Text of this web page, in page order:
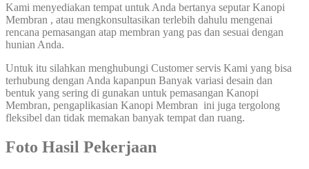
Kami menyediakan tempat untuk Anda bertanya seputar Kanopi
Membran , atau mengkonsultasikan terlebih dahulu mengenai
rencana pemasangan atap membran yang pas dan sesuai dengan
hunian Anda.
Untuk itu silahkan menghubungi Customer servis Kami yang bisa
terhubung dengan Anda kapanpun Banyak variasi desain dan
bentuk yang sering di gunakan untuk pemasangan Kanopi
Membran, pengaplikasian Kanopi Membran ini juga tergolong
fleksibel dan tidak memakan banyak tempat dan ruang.
Foto Hasil Pekerjaan